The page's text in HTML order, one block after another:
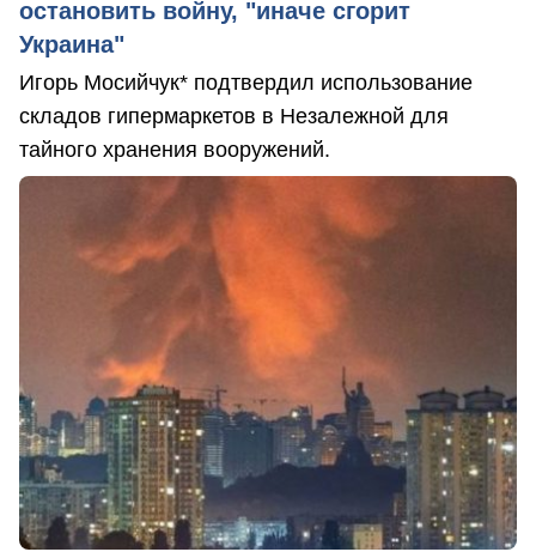
остановить войну, "иначе сгорит
Украина"
Игорь Мосийчук* подтвердил использование
складов гипермаркетов в Незалежной для
тайного хранения вооружений.